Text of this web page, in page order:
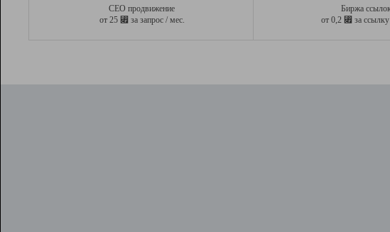
СЕО продвижение
от 25 ⃏ за запрос / мес.
Биржа
от 0,2 ⃏ за